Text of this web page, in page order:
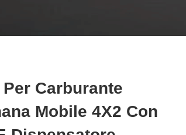
Carburante
Mobile 4X2 Con